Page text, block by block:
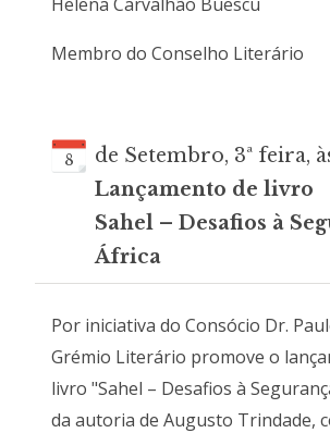
Membro do Conselho Literário
8
de Setembro, 3ª feira,
Lançamento de livro
Sahel – Desafios à
África
Por iniciativa do Consócio Dr.
Grémio Literário promove o
livro "Sahel – Desafios à
da autoria de Augusto Trindade,